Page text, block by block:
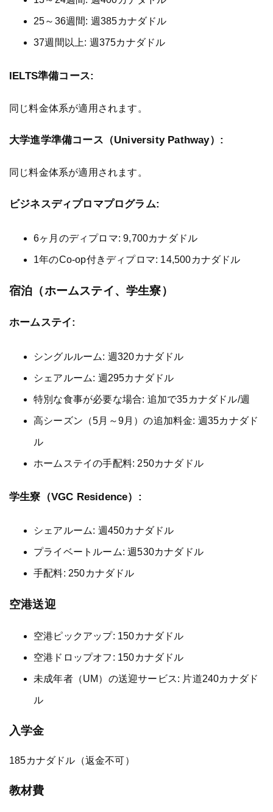
25～36週間: 週385カナダドル
37週間以上: 週375カナダドル
IELTS準備コース:
同じ料金体系が適用されます。
大学進学準備コース（University Pathway）:
同じ料金体系が適用されます。
ビジネスディプロマプログラム:
6ヶ月のディプロマ: 9,700カナダドル
1年のCo-op付きディプロマ: 14,500カナダドル
宿泊（ホームステイ、学生寮）
ホームステイ:
シングルルーム: 週320カナダドル
シェアルーム: 週295カナダドル
特別な食事が必要な場合: 追加で35カナダドル/週
高シーズン（5月～9月）の追加料金: 週35カナダド
ル
ホームステイの手配料: 250カナダドル
学生寮（VGC Residence）:
シェアルーム: 週450カナダドル
プライベートルーム: 週530カナダドル
手配料: 250カナダドル
空港送迎
空港ピックアップ: 150カナダドル
空港ドロップオフ: 150カナダドル
未成年者（UM）の送迎サービス: 片道240カナダド
ル
入学金
185カナダドル（返金不可）
教材費